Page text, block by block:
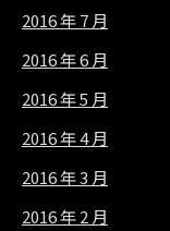
2016 年 7 月
2016 年 6 月
2016 年 5 月
2016 年 4 月
2016 年 3 月
2016 年 2 月